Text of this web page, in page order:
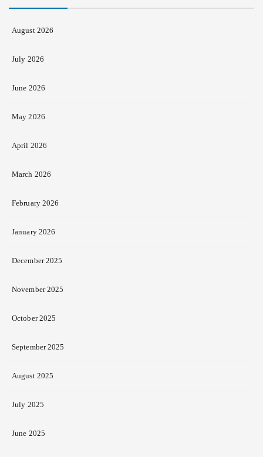
August 2026
July 2026
June 2026
May 2026
April 2026
March 2026
February 2026
January 2026
December 2025
November 2025
October 2025
September 2025
August 2025
July 2025
June 2025